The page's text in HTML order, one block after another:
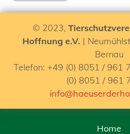
© 2023,
Hoffnung e.V. |
Bernau
Telefon: +49 (0) 8051 / 961
(0) 8051 / 961
Home